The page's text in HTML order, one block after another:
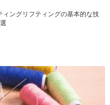
ィングリフティングの基本的な技